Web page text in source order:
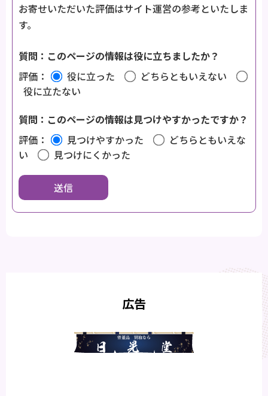
お寄せいただいた評価はサイト運営の参考といたしま
す。
質問：このページの情報は役に立ちましたか？
評価：
役に立った
どちらともいえない
役に立たない
質問：このページの情報は見つけやすかったですか？
評価：
見つけやすかった
どちらともいえな
い
見つけにくかった
広告